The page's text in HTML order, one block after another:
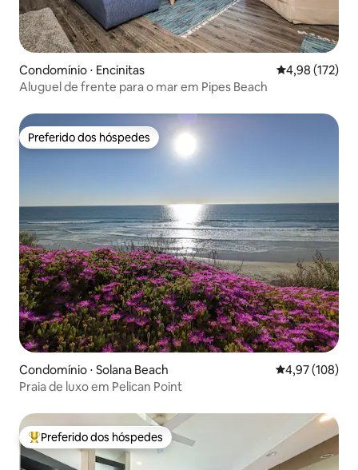
Condomínio ⋅ Encinitas 4,98 de uma
4,98 (172)
Aluguel de frente para o mar em Pipes Beach
Preferido dos hóspedes
Preferido dos hóspedes
Condomínio ⋅ Solana Beach 4,97 de uma
4,97 (108)
Praia de luxo em Pelican Point
Entre os melhores preferidos dos hóspedes
Preferido dos hóspedes